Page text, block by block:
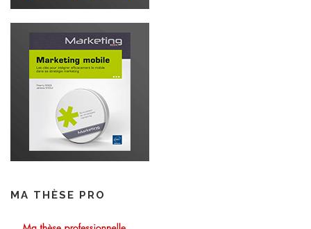
MA THÈSE PRO